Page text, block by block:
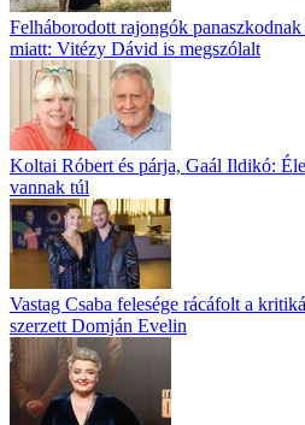
Felháborodott rajongók
miatt: Vitézy Dávid is megszólalt
Koltai Róbert és párja, Gaál Ildikó:
vannak túl
Vastag Csaba felesége rácáfolt a
szerzett Domján Evelin